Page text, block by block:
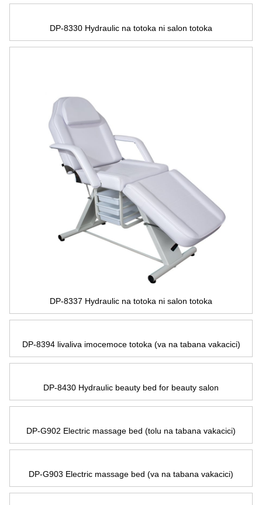
DP-8330 Hydraulic na totoka ni salon totoka
DP-8337 Hydraulic na totoka ni salon totoka
DP-8394 livaliva imocemoce totoka (va na tabana vakacici)
DP-8430 Hydraulic beauty bed for beauty salon
DP-G902 Electric massage bed (tolu na tabana vakacici)
DP-G903 Electric massage bed (va na tabana vakacici)